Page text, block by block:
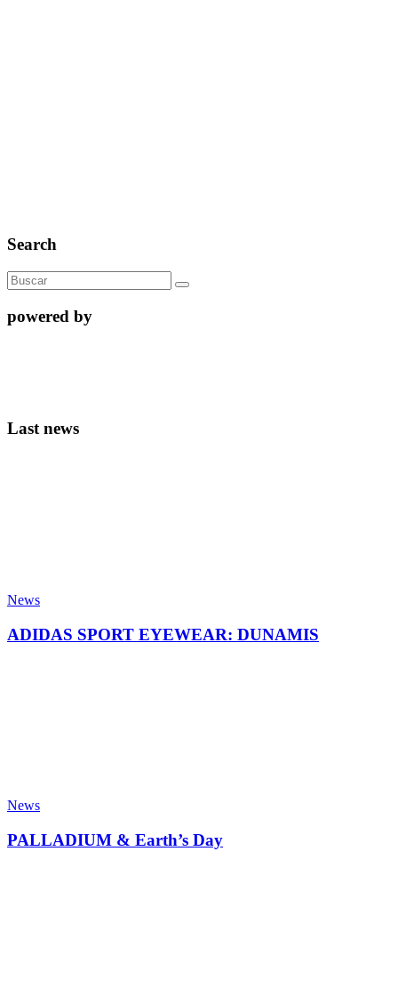
Search
powered by
Last news
News
ADIDAS SPORT EYEWEAR: DUNAMIS
News
PALLADIUM & Earth’s Day